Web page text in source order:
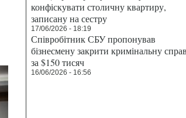
конфіскувати столичну квартиру,
записану на сестру
17/06/2026 - 18:19
Співробітник СБУ пропонував
бізнесмену закрити кримінальну
за $150 тисяч
16/06/2026 - 16:56